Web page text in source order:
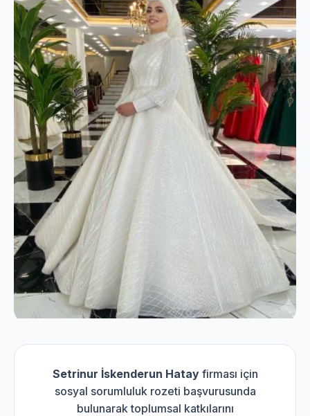
Setrinur İskenderun Hatayfirması için
sosyal sorumluluk rozeti başvurusunda
bulunarak toplumsal katkılarını